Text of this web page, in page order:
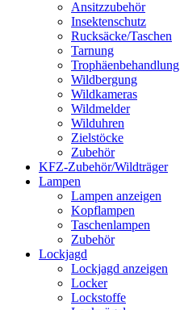
Ansitzzubehör
Insektenschutz
Rucksäcke/Taschen
Tarnung
Trophäenbehandlung
Wildbergung
Wildkameras
Wildmelder
Wilduhren
Zielstöcke
Zubehör
KFZ-Zubehör/Wildträger
Lampen
Lampen anzeigen
Kopflampen
Taschenlampen
Zubehör
Lockjagd
Lockjagd anzeigen
Locker
Lockstoffe